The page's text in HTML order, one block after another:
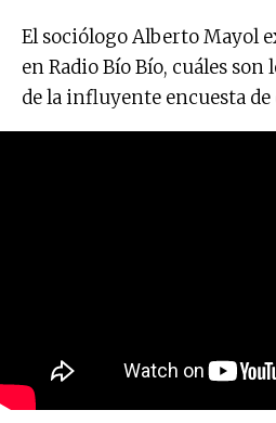
El sociólogo Alberto Mayol
en Radio Bío Bío, cuáles
de la influyente encuesta